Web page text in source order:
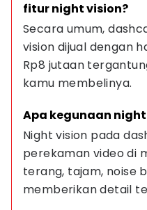
fitur night vision?
Secara umum,
vision dijual dengan
Rp8 jutaan
kamu membelinya.
Apa kegunaan
Night vision pada
perekaman video di
terang, tajam, noise
memberikan detail